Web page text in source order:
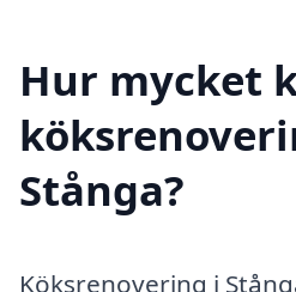
Hur mycket
Stånga?
Köksrenovering i